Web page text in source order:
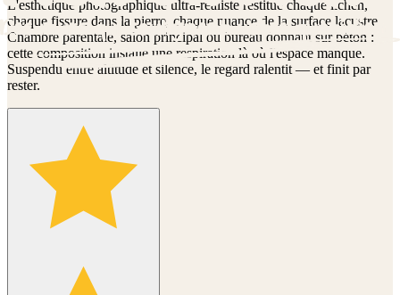
L'esthétique photographique ultra-réaliste restitue chaque lichen,
chaque fissure dans la pierre, chaque nuance de la surface lacustre.
Chambre parentale, salon principal ou bureau donnant sur béton :
cette composition installe une respiration là où l'espace manque.
Suspendu entre altitude et silence, le regard ralentit — et finit par
rester.